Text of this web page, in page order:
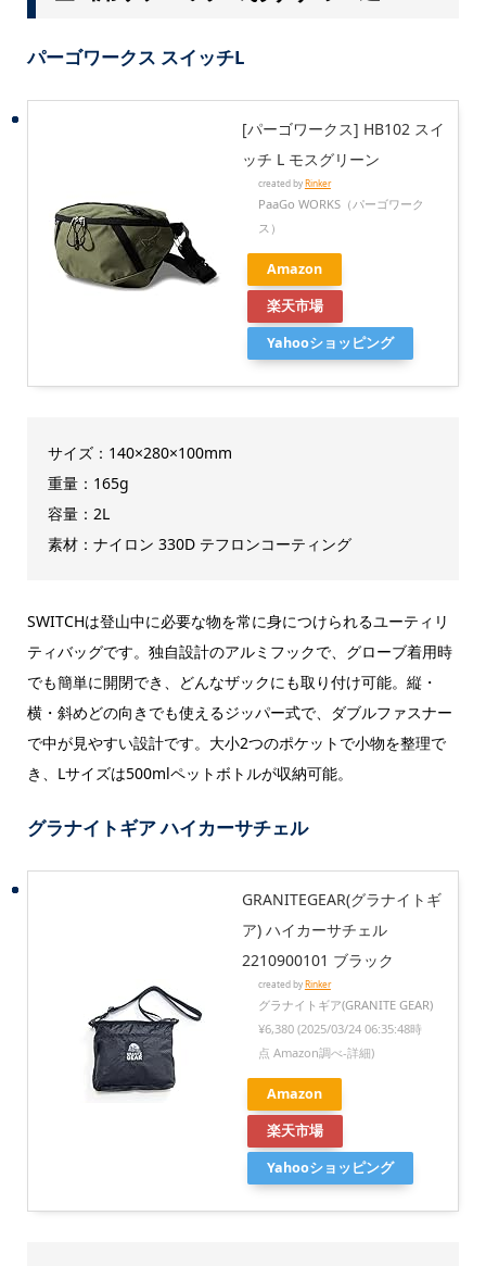
パーゴワークス スイッチL
[パーゴワークス] HB102 スイ
ッチ L モスグリーン
created byRinker
PaaGo WORKS（パーゴワーク
ス）
Amazon
楽天市場
Yahooショッピング
サイズ：140×280×100mm
重量：165g
容量：2L
素材：ナイロン 330D テフロンコーティング
SWITCHは登山中に必要な物を常に身につけられるユーティリ
ティバッグです。独自設計のアルミフックで、グローブ着用時
でも簡単に開閉でき、どんなザックにも取り付け可能。縦・
横・斜めどの向きでも使えるジッパー式で、ダブルファスナー
で中が見やすい設計です。大小2つのポケットで小物を整理で
き、Lサイズは500mlペットボトルが収納可能。
グラナイトギア ハイカーサチェル
GRANITEGEAR(グラナイトギ
ア) ハイカーサチェル
2210900101 ブラック
created byRinker
グラナイトギア(GRANITE GEAR)
¥6,380 (2025/03/24 06:35:48時
点 Amazon調べ-詳細)
Amazon
楽天市場
Yahooショッピング